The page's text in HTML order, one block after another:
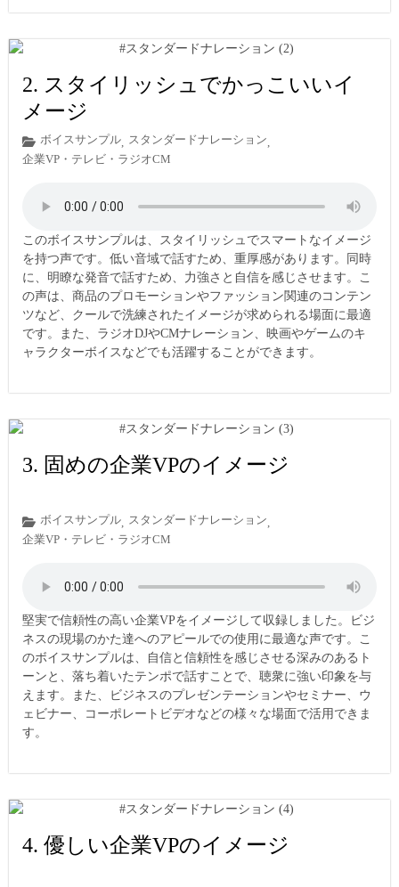
2. スタイリッシュでかっこいいイ
メージ
ボイスサンプル スタンダードナレーション
企業VP・テレビ・ラジオCM
このボイスサンプルは、スタイリッシュでスマートなイメージ
を持つ声です。低い音域で話すため、重厚感があります。同時
に、明瞭な発音で話すため、力強さと自信を感じさせます。こ
の声は、商品のプロモーションやファッション関連のコンテン
ツなど、クールで洗練されたイメージが求められる場面に最適
です。また、ラジオDJやCMナレーション、映画やゲームのキ
ャラクターボイスなどでも活躍することができます。
3. 固めの企業VPのイメージ
ボイスサンプル スタンダードナレーション
企業VP・テレビ・ラジオCM
堅実で信頼性の高い企業VPをイメージして収録しました。ビジ
ネスの現場のかた達へのアピールでの使用に最適な声です。こ
のボイスサンプルは、自信と信頼性を感じさせる深みのあるト
ーンと、落ち着いたテンポで話すことで、聴衆に強い印象を与
えます。また、ビジネスのプレゼンテーションやセミナー、ウ
ェビナー、コーポレートビデオなどの様々な場面で活用できま
す。
4. 優しい企業VPのイメージ